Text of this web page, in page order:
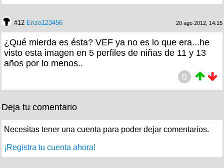
#12 Erizo123456 20 ago 2012, 14:15
¿Qué mierda es ésta? VEF ya no es lo que era...he
visto esta imagen en 5 perfiles de niñas de 11 y 13
años por lo menos..
0
Deja tu comentario
Necesitas tener una cuenta para poder dejar comentarios.
¡Registra tu cuenta ahora!